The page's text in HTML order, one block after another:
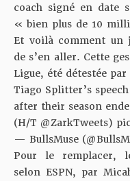
coach signé en date
« bien plus de 10
Et voilà comment un
de s’en aller. Cette
Ligue, été détestée
Tiago Splitter’s
after their season
(H/T @ZarkTweets)
— BullsMuse
Pour le remplacer,
selon ESPN, par